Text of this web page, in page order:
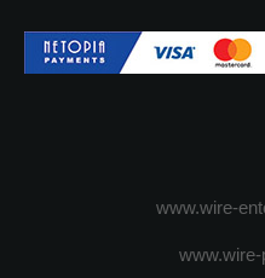
www.wire-